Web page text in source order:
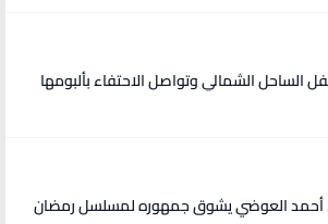
الساحل الشمالي وتواصل الاحتفاء بألبومها
مسابقة وجوائز مالية .. أحمد العوضي يشوق جمهوره لمسلسل رمضان